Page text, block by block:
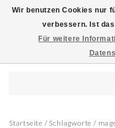
Startseite / Schlagworte /
Wir benutzen Cookies nur
verbessern. Ist
Für weitere